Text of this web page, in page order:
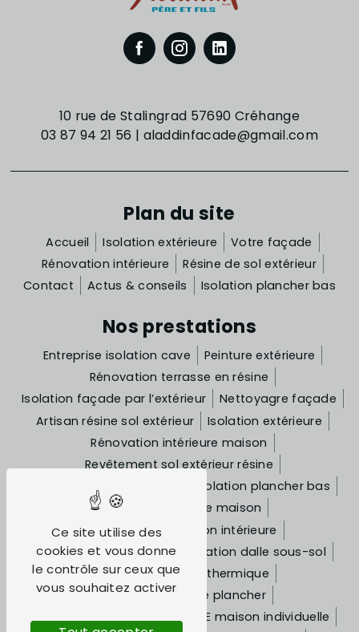
10 rue de Stalingrad 57690 Créhange
03 87 94 21 56 | aladdinfacade@gmail.com
Plan du site
Accueil Isolation extérieure
Votre façade
Rénovation intérieure
Résine de sol extérieur
Contact
Actus & conseils Isolation plancher bas
Nos prestations
Entreprise isolation cave
Peinture extérieure
Rénovation terrasse en résine
Isolation façade par l’extérieur
Nettoyagre façade
Artisan résine sol extérieur
Isolation extérieure
Rénovation intérieure maison
Revêtement sol extérieur résine
Ravalement façade crépi
Isolation plancher bas
Rénovation façade maison
Travaux de rénovation intérieure
Ravalement de façade
Isolation dalle sous-sol
Entreprise isolation thermique
Isolation thermique plancher
Rénovation appartement
ITE maison individuelle
Ce site utilise des
cookies et vous donne
le contrôle sur ceux que
vous souhaitez activer